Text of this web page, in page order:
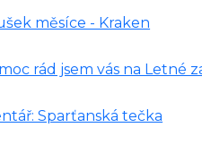
měsíce - Kraken
rád jsem vás na Letné
Sparťanská tečka